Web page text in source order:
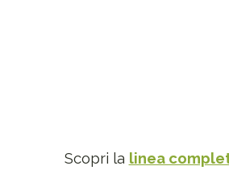
Scopri la linea